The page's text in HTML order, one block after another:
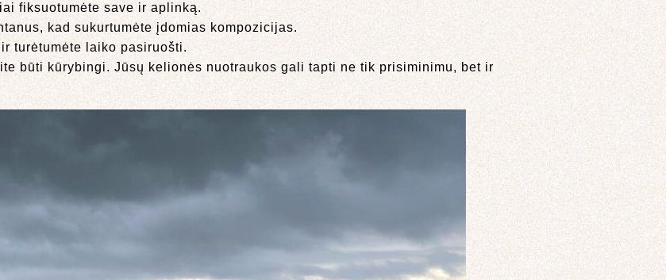
fiksuotumėte save ir aplinką.
kad sukurtumėte įdomias kompozicijas.
turėtumėte laiko pasiruošti.
būti kūrybingi. Jūsų kelionės nuotraukos gali tapti ne tik prisiminimu, bet ir